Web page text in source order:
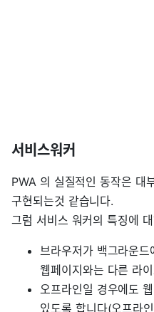
서비스워커
PWA 의 실질적인 동작은 대
구현되는것 같습니다.
그럼 서비스 워커의 특징에
브라우저가 백그라운
웹페이지와는 다른 라
오프라인일 경우에도
있도록 합니다(오프라